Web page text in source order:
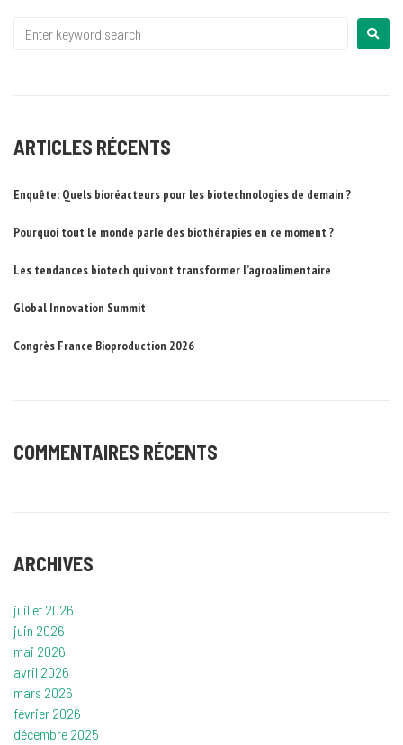
ARTICLES RÉCENTS
Enquête: Quels bioréacteurs pour les biotechnologies de demain ?
Pourquoi tout le monde parle des biothérapies en ce moment ?
Les tendances biotech qui vont transformer l’agroalimentaire
Global Innovation Summit
Congrès France Bioproduction 2026
COMMENTAIRES RÉCENTS
ARCHIVES
juillet 2026
juin 2026
mai 2026
avril 2026
mars 2026
février 2026
décembre 2025